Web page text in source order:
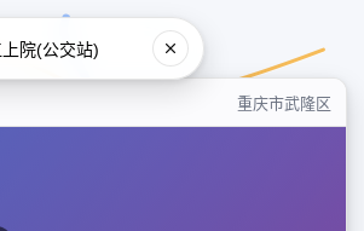
重庆市武隆区